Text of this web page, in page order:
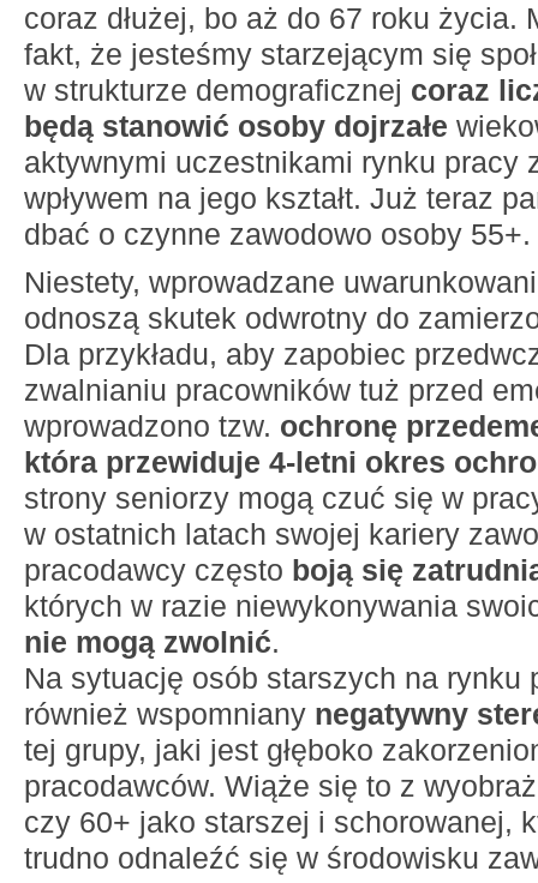
coraz dłużej, bo aż do 67 roku życia.
fakt, że jesteśmy starzejącym się
w strukturze demograficznej coraz
będą stanowić osoby dojrzałe
aktywnymi uczestnikami rynku pracy
wpływem na jego kształt. Już teraz
dbać o czynne zawodowo osoby 55+.
Niestety, wprowadzane
odnoszą skutek odwrotny do
Dla przykładu, aby zapobiec
zwalnianiu pracowników tuż przed
wprowadzono tzw. ochronę
która przewiduje 4-letni okres
strony seniorzy mogą czuć się w
w ostatnich latach swojej kariery
pracodawcy często boją się
których w razie niewykonywania
nie mogą zwolnić.
Na sytuację osób starszych na rynku
również wspomniany negatywny
tej grupy, jaki jest głęboko
pracodawców. Wiąże się to z
czy 60+ jako starszej i schorowanej,
trudno odnaleźć się w środowisku